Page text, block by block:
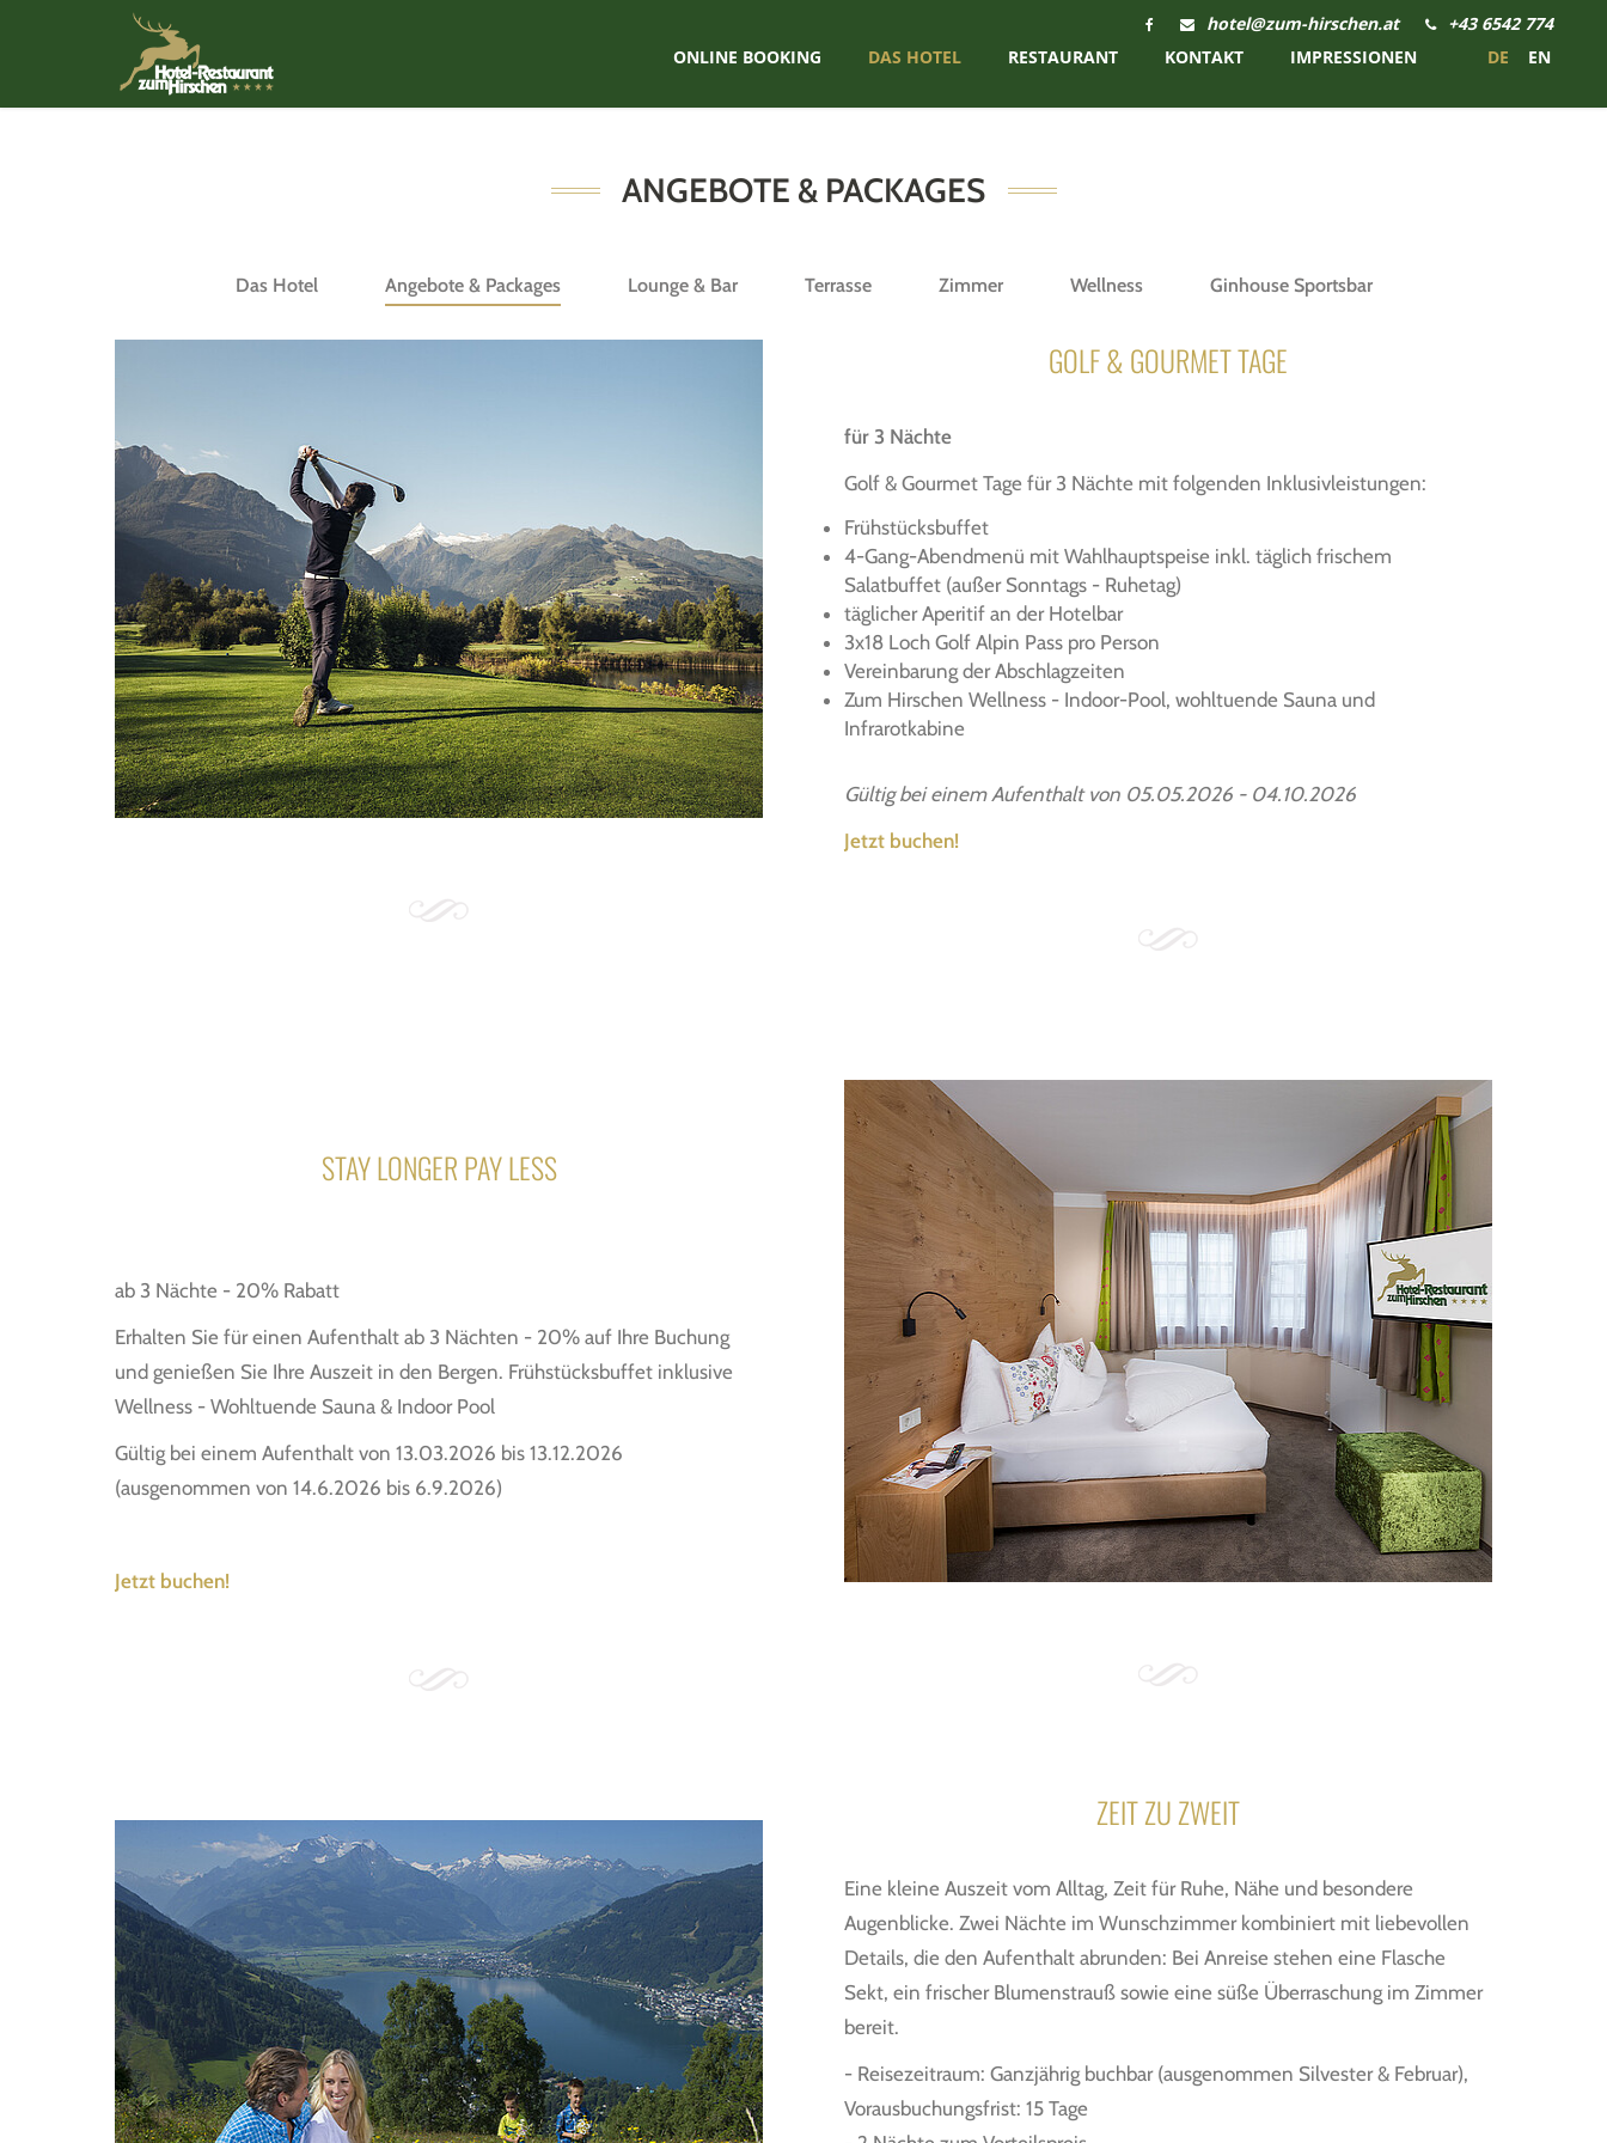
hotel@zum-hirschen.at
+43 6542 774
ONLINE BOOKING
DAS HOTEL RESTAURANT KONTAKT IMPRESSIONEN DE EN
ANGEBOTE & PACKAGES
Das Hotel Angebote & Packages Lounge & Bar Terrasse Zimmer Wellness Ginhouse Sportsbar
STAY LONGER PAY LESS
ab 3 Nächte - 20% Rabatt
Erhalten Sie für einen Aufenthalt ab 3 Nächten - 20% auf Ihre Buchung
und genießen Sie Ihre Auszeit in den Bergen. Frühstücksbuffet inklusive
Wellness - Wohltuende Sauna & Indoor Pool
Gültig bei einem Aufenthalt von 13.03.2026 bis 13.12.2026
(ausgenommen von 14.6.2026 bis 6.9.2026)
Jetzt buchen!
GOLF & GOURMET TAGE
für 3 Nächte
Golf & Gourmet Tage für 3 Nächte mit folgenden Inklusivleistungen:
Frühstücksbuffet
4-Gang-Abendmenü mit Wahlhauptspeise inkl. täglich frischem
Salatbuffet (außer Sonntags - Ruhetag)
täglicher Aperitif an der Hotelbar
3x18 Loch Golf Alpin Pass pro Person
Vereinbarung der Abschlagzeiten
Zum Hirschen Wellness - Indoor-Pool, wohltuende Sauna und
Infrarotkabine
Gültig bei einem Aufenthalt von 05.05.2026 - 04.10.2026
Jetzt buchen!
ZEIT ZU ZWEIT
Eine kleine Auszeit vom Alltag, Zeit für Ruhe, Nähe und besondere
Augenblicke. Zwei Nächte im Wunschzimmer kombiniert mit liebevollen
Details, die den Aufenthalt abrunden: Bei Anreise stehen eine Flasche
Sekt, ein frischer Blumenstrauß sowie eine süße Überraschung im Zimmer
bereit.
- Reisezeitraum: Ganzjährig buchbar (ausgenommen Silvester & Februar),
Vorausbuchungsfrist: 15 Tage